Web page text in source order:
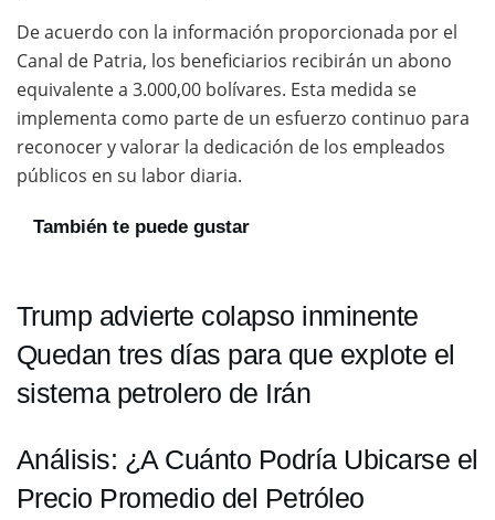
De acuerdo con la información proporcionada por el
Canal de Patria, los beneficiarios recibirán un abono
equivalente a 3.000,00 bolívares. Esta medida se
implementa como parte de un esfuerzo continuo para
reconocer y valorar la dedicación de los empleados
públicos en su labor diaria.
También te puede gustar
Trump advierte colapso inminente
Quedan tres días para que explote el
sistema petrolero de Irán
Análisis: ¿A Cuánto Podría Ubicarse el
Precio Promedio del Petróleo